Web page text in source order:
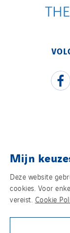
Mijn
Deze website
cookies. Voor
vereist. Cookie